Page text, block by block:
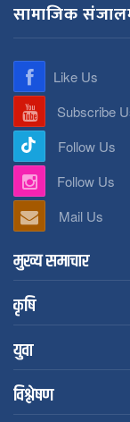
सामाजिक
Like Us
Subscribe
Follow Us
Follow Us
Mail Us
मुख्य समाचार
कृषि
युवा
विश्लेषण